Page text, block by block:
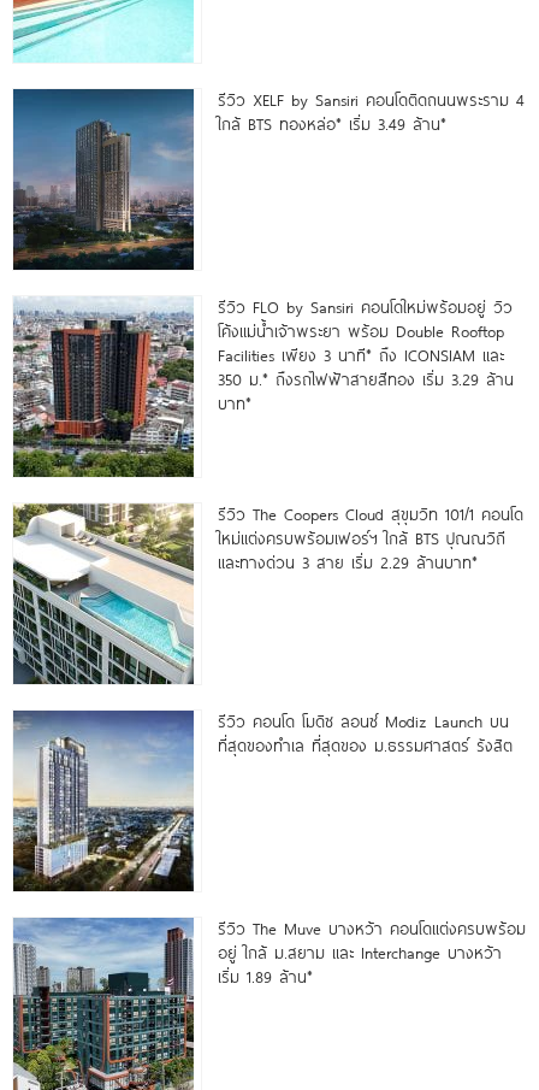
รีวิว XELF by Sansiri คอนโดติดถนนพระราม 4
ใกล้ BTS ทองหล่อ* เริ่ม 3.49 ล้าน*
รีวิว FLO by Sansiri คอนโดใหม่พร้อมอยู่ วิว
โค้งแม่น้ำเจ้าพระยา พร้อม Double Rooftop
Facilities เพียง 3 นาที* ถึง ICONSIAM และ
350 ม.* ถึงรถไฟฟ้าสายสีทอง เริ่ม 3.29 ล้าน
บาท*
รีวิว The Coopers Cloud สุขุมวิท 101/1 คอนโด
ใหม่แต่งครบพร้อมเฟอร์ฯ ใกล้ BTS ปุณณวิถี
และทางด่วน 3 สาย เริ่ม 2.29 ล้านบาท*
รีวิว คอนโด โมดิซ ลอนซ์ Modiz Launch บน
ที่สุดของทำเล ที่สุดของ ม.ธรรมศาสตร์ รังสิต
รีวิว The Muve บางหว้า คอนโดแต่งครบพร้อม
อยู่ ใกล้ ม.สยาม และ Interchange บางหว้า
เริ่ม 1.89 ล้าน*